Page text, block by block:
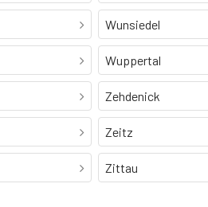
Wunsiedel
Wuppertal
Zehdenick
Zeitz
Zittau